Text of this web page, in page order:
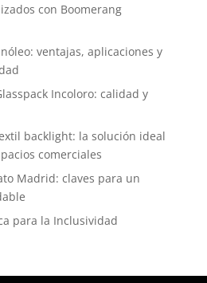
con Boomerang
ventajas, aplicaciones y
Incoloro: calidad y
backlight: la solución ideal
comerciales
Madrid: claves para un
para la Inclusividad